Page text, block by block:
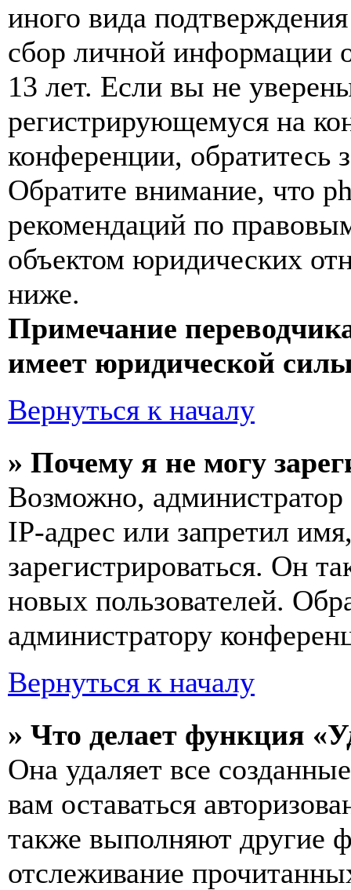
иного вида
сбор личной информации
13 лет. Если вы не
регистрирующемуся на
конференции, обратитесь
Обратите внимание, что
рекомендаций по
объектом юридических
ниже.
Примечание
имеет юридической
Вернуться к началу
» Почему я не могу
Возможно,
IP-адрес или запретил
зарегистрироваться. Он
новых пользователей.
администратору
Вернуться к началу
» Что делает функция
Она удаляет все
вам оставаться
также выполняют другие
отслеживание